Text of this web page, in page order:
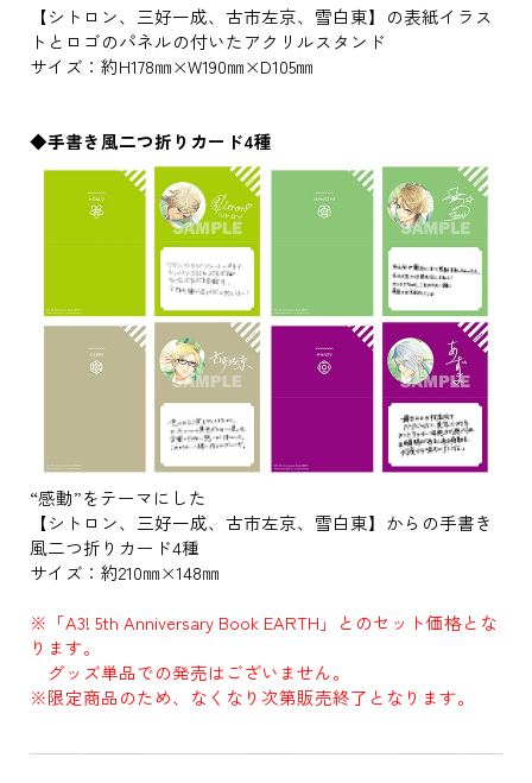
【シトロン、三好一成、古市左京、雪白東】の表紙イラス
トとロゴのパネルの付いたアクリルスタンド
サイズ：約H178㎜×W190㎜×D105㎜
◆手書き風二つ折りカード4種
“感動”をテーマにした
【シトロン、三好一成、古市左京、雪白東】からの手書き
風二つ折りカード4種
サイズ：約210㎜×148㎜
※「A3! 5th Anniversary Book EARTH」とのセット価格とな
ります。
グッズ単品での発売はございません。
※限定商品のため、なくなり次第販売終了となります。